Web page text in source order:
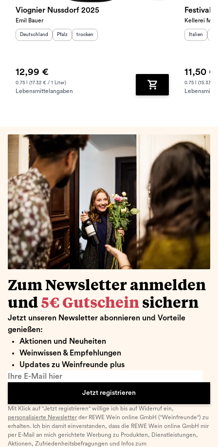
Viognier Nussdorf 2025
Emil Bauer
Herkunftsland
Deutschland Herkunftsregion
Pfalz Geschmack
trocken
12,99 €
0.75 l (17.32 € / 1 Liter)
Lebensmittelangaben Zum Warenkorb
Festival
Kellerei
Italien
11,50 €
0.75 l (15.33 €
Zum Newsletter anmelden
und 5€ Gutschein sichern
Jetzt unseren Newsletter abonnieren und Vorteile
genießen:
Aktionen und Neuheiten
Weinwissen & Empfehlungen
Updates zu Weinfreunde plus
Ihre E-Mail hier
Jetzt registrieren
Mit Klick auf "Jetzt registrieren" willige ich bis auf Widerruf ein,
personalisierte Newsletter der REWE Wein online GmbH ("Weinfreunde") zu
erhalten. Ich bin damit einverstanden, dass die REWE Wein online GmbH mir
per E-Mail an mich gerichtete Werbung zu Produkten, Dienstleistungen,
Aktionen, Zufriedenheitsbefragungen und Infos zum